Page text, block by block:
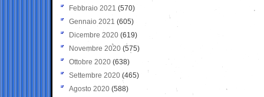
Febbraio 2021 (570)
Gennaio 2021 (605)
Dicembre 2020 (619)
Novembre 2020 (575)
Ottobre 2020 (638)
Settembre 2020(465)
Agosto 2020 (588)